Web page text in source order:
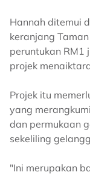
Hannah ditemui
keranjang
peruntukan RM1
projek
Projek itu
yang
dan permukaan
sekeliling
"Ini merupakan